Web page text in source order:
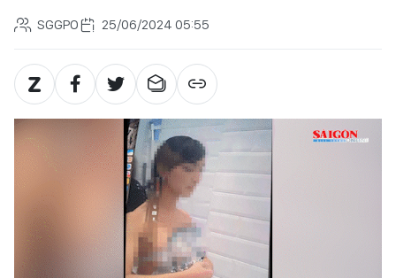
SGGPO 25/06/2024 05:55